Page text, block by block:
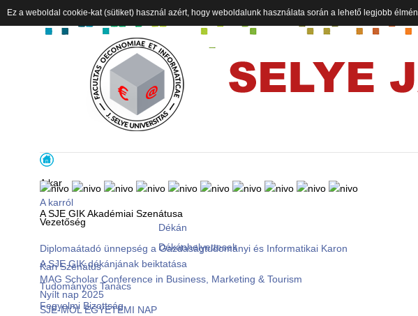
A kar
A karról
Vezetőség
Dékán
Dékánhelyettesek
Kari Szenátus
Tudományos Tanács
Fegyelmi Bizottság
A SJE GIK Akadémiai Szenátusa
Diplomaátadó ünnepség a Gazdaságtudományi és Informatikai Karon
A SJE GIK dékánjának beiktatása
MAG Scholar Conference in Business, Marketing & Tourism
Nyílt nap 2025
SJE-MOL EGYETEMI NAP
Ez a weboldal cookie-kat (sütiket) használ azért, hogy weboldalunk használata során a lehető legjobb